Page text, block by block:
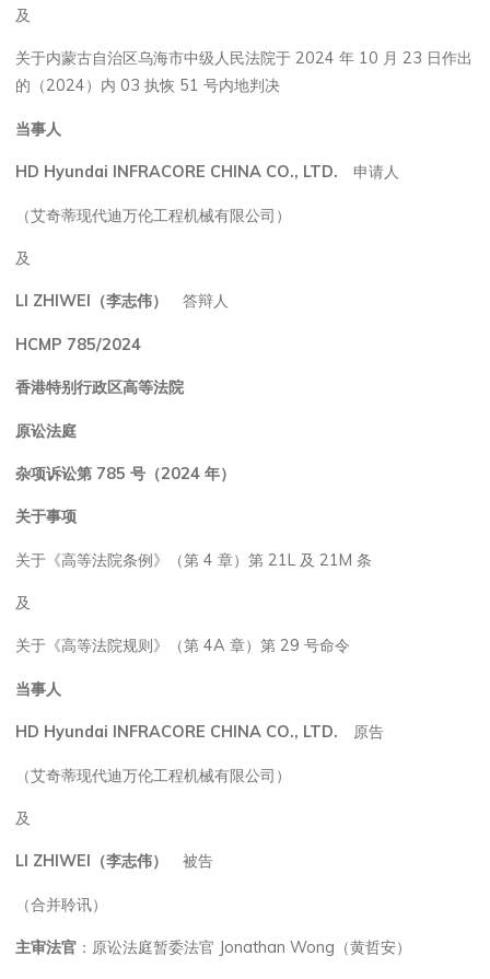
及
关于内蒙古自治区乌海市中级人民法院于 2024 年 10 月 23 日作出
的（2024）内 03 执恢 51 号内地判决
当事人
HD Hyundai INFRACORE CHINA CO., LTD. 申请人
（艾奇蒂现代迪万伦工程机械有限公司）
及
LI ZHIWEI （李志伟） 答辩人
HCMP 785/2024
香港特别行政区高等法院
原讼法庭
杂项诉讼第 785号（2024年）
关于事项
关于《高等法院条例》（第 4 章）第 21L 及 21M 条
及
关于《高等法院规则》（第 4A 章）第 29 号命令
当事人
HD Hyundai INFRACORE CHINA CO., LTD. 原告
（艾奇蒂现代迪万伦工程机械有限公司）
及
LI ZHIWEI （李志伟） 被告
（合并聆讯）
主审法官 ：原讼法庭暂委法官 Jonathan Wong（黄哲安）